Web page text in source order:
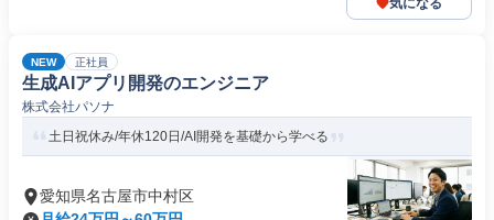
気になる
NEW 正社員
生成AIアプリ開発のエンジニア
株式会社パソナ
土日祝休み/年休120日/AI開発を基礎から学べる
愛知県名古屋市中村区